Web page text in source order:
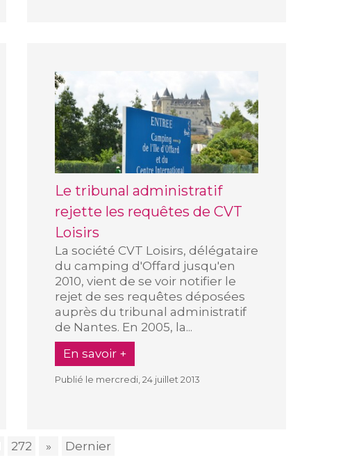
Le tribunal administratif
rejette les requêtes de CVT
Loisirs
La société CVT Loisirs, délégataire
du camping d'Offard jusqu'en
2010, vient de se voir notifier le
rejet de ses requêtes déposées
auprès du tribunal administratif
de Nantes. En 2005, la...
En savoir +
Publié le mercredi, 24 juillet 2013
272 » Dernier